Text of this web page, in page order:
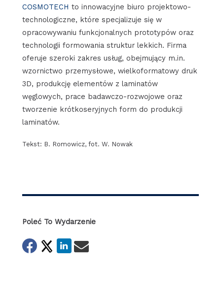
COSMOTECH to innowacyjne biuro projektowo-
technologiczne, które specjalizuje się w
opracowywaniu funkcjonalnych prototypów oraz
technologii formowania struktur lekkich. Firma
oferuje szeroki zakres usług, obejmujący m.in.
wzornictwo przemysłowe, wielkoformatowy druk
3D, produkcję elementów z laminatów
węglowych, prace badawczo-rozwojowe oraz
tworzenie krótkoseryjnych form do produkcji
laminatów.
Tekst: B. Romowicz, fot. W. Nowak
Poleć To Wydarzenie